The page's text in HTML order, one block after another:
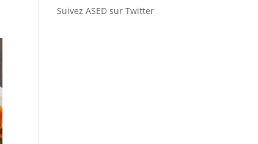
Suivez ASED sur Twitter